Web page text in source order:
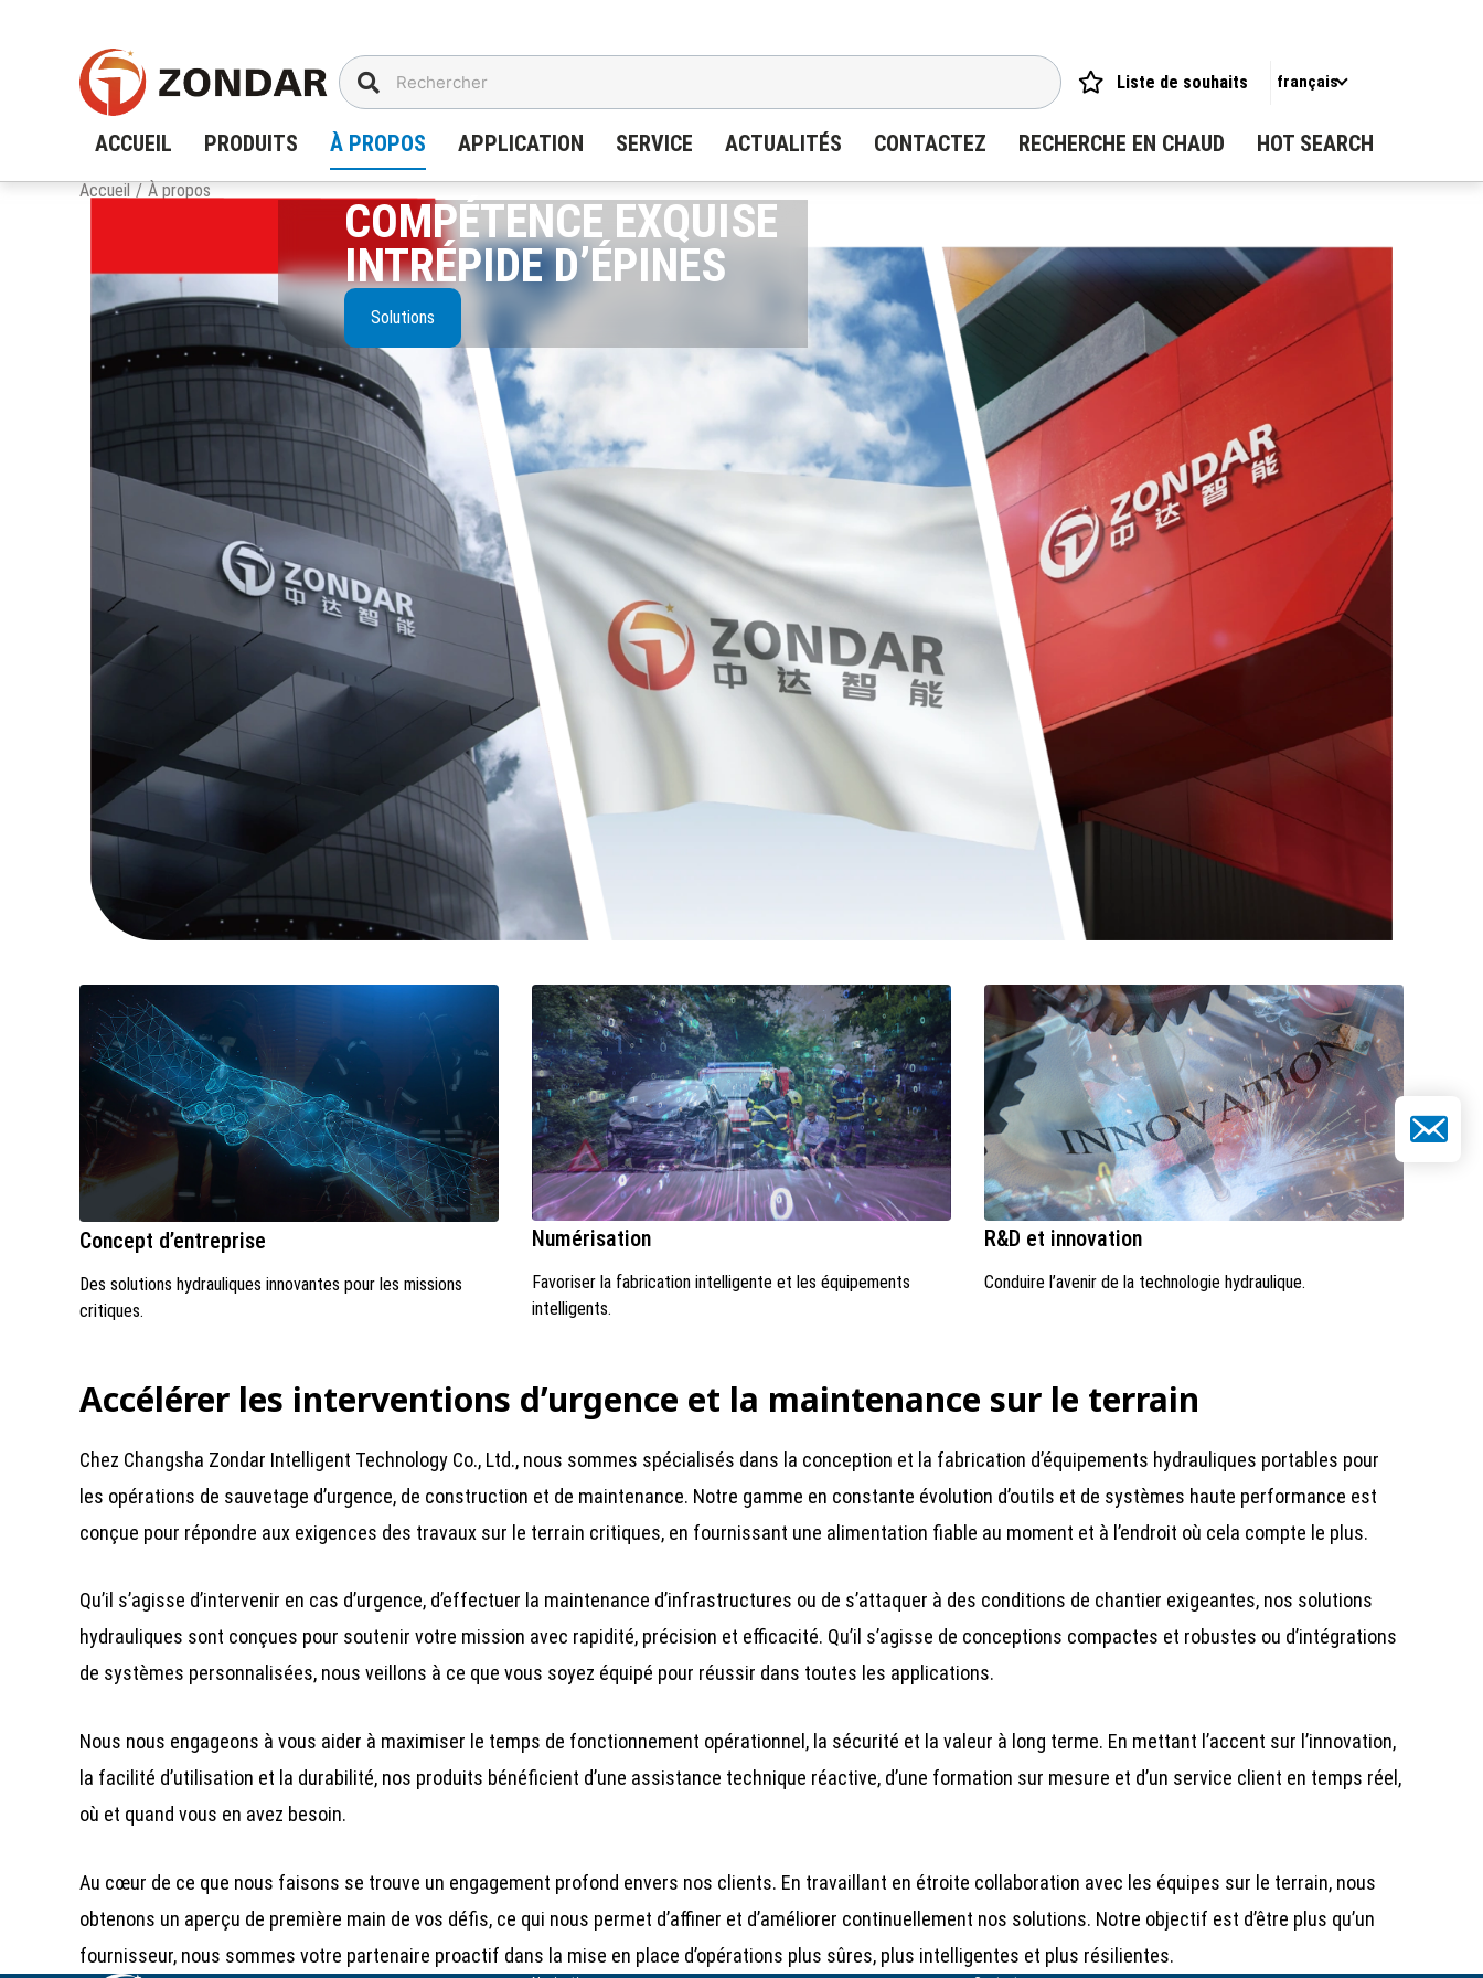
Liste de souhaits français
ACCUEIL PRODUITS À PROPOS APPLICATION SERVICE ACTUALITÉS CONTACTEZ RECHERCHE EN CHAUD HOT SEARCH
Accueil / À propos
COMPÉTENCE EXQUISE
INTRÉPIDE D’ÉPINES
Solutions
Concept d’entreprise
Des solutions hydrauliques innovantes pour les missions
critiques.
Numérisation
Favoriser la fabrication intelligente et les équipements
intelligents.
R&D et innovation
Conduire l’avenir de la technologie hydraulique.
Accélérer les interventions d’urgence et la maintenance sur le terrain
Chez Changsha Zondar Intelligent Technology Co., Ltd., nous sommes spécialisés dans la conception et la fabrication d’équipements hydrauliques portables pour
les opérations de sauvetage d’urgence, de construction et de maintenance. Notre gamme en constante évolution d’outils et de systèmes haute performance est
conçue pour répondre aux exigences des travaux sur le terrain critiques, en fournissant une alimentation fiable au moment et à l’endroit où cela compte le plus.
Qu’il s’agisse d’intervenir en cas d’urgence, d’effectuer la maintenance d’infrastructures ou de s’attaquer à des conditions de chantier exigeantes, nos solutions
hydrauliques sont conçues pour soutenir votre mission avec rapidité, précision et efficacité. Qu’il s’agisse de conceptions compactes et robustes ou d’intégrations
de systèmes personnalisées, nous veillons à ce que vous soyez équipé pour réussir dans toutes les applications.
Nous nous engageons à vous aider à maximiser le temps de fonctionnement opérationnel, la sécurité et la valeur à long terme. En mettant l’accent sur l’innovation,
la facilité d’utilisation et la durabilité, nos produits bénéficient d’une assistance technique réactive, d’une formation sur mesure et d’un service client en temps réel,
où et quand vous en avez besoin.
Au cœur de ce que nous faisons se trouve un engagement profond envers nos clients. En travaillant en étroite collaboration avec les équipes sur le terrain, nous
obtenons un aperçu de première main de vos défis, ce qui nous permet d’affiner et d’améliorer continuellement nos solutions. Notre objectif est d’être plus qu’un
fournisseur, nous sommes votre partenaire proactif dans la mise en place d’opérations plus sûres, plus intelligentes et plus résilientes.
E-mail